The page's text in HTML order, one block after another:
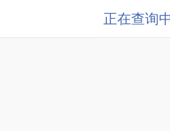
正在查询